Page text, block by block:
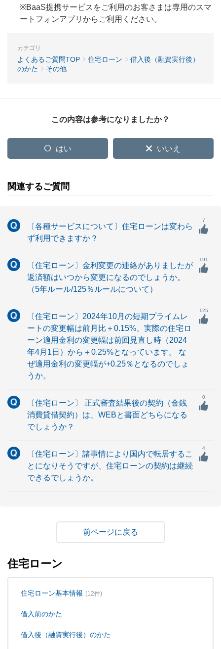
※BaaS提携サービスをご利用のお客さまは専用のスマ
ートフォンアプリからご利用ください。
カテゴリ
よくあるご質問TOP 住宅ローン
借入後（融資実行後）
のかた
その他
この内容は参考になりましたか？
はい いいえ
関連するご質問
〔各種サービスについて〕住宅ローンは変わら
ず利用できますか？
7
〔住宅ローン〕金利変更の連絡がありましたが
返済額はいつから変更になるのでしょうか。
（5年ルール/125％ルールについて）
191
〔住宅ローン〕2024年10月の短期プライムレ
ートの変更幅は前月比＋0.15%、実際の住宅ロ
ーン適用金利の変更幅は前回見直し時（2024
年4月1日）から＋0.25%となっています。 な
ぜ適用金利の変更幅が+0.25％となるのでしょ
うか。
125
〔住宅ローン〕 正式審査結果後の契約（金銭
消費貸借契約）は、WEBと書面どちらになる
でしょうか？
0
〔住宅ローン〕諸事情により国内で転居するこ
とになりそうですが、住宅ローンの契約は継続
できるでしょうか。
4
戻る
住宅ローン
住宅ローン基本情報 (12件)
借入前のかた
借入後（融資実行後）のかた